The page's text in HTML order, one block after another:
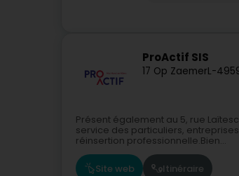
ProActif SIS
17 Op ZaemerL-
Présent également au 5, rue
service des particuliers,
réinsertion professionnelle.Bien...
Site web Itinéraire